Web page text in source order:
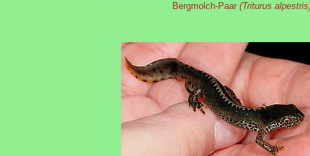
Bergmolch-Paar (Triturus